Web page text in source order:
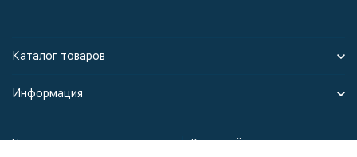
Каталог товаров
Информация
Политика персональных данных Карта сайта